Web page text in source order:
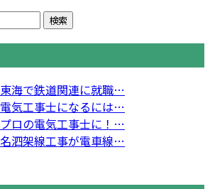
東海で鉄道関連に就職…
電気工事士になるには…
プロの電気工事士に！…
名泗架線工事が電車線…